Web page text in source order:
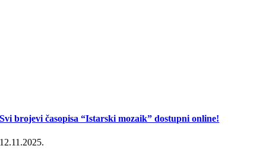
Svi brojevi časopisa “Istarski mozaik” dostupni online!
12.11.2025.